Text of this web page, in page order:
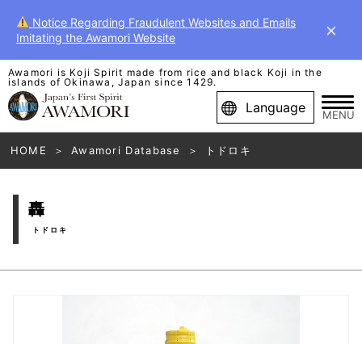
Notice Regarding Fraudulent Websites and Emails
Imitating the Awamori Website
×
Awamori is Koji Spirit made from rice and black Koji in the
islands of Okinawa, Japan since 1429.
Language MENU
HOME Awamori Database トドロキ
轟
トドロキ